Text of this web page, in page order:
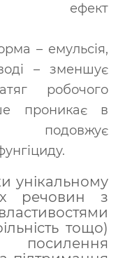
ефект
– емульсія,
– зменшує
робочого
проникає в
унікальному
речовин з
тощо)
посилення